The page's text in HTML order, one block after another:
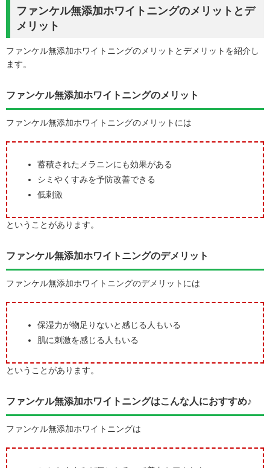
ファンケル無添加ホワイトニングのメリットとデ
メリット
ファンケル無添加ホワイトニングのメリットとデメリットを紹介し
ます。
ファンケル無添加ホワイトニングのメリット
ファンケル無添加ホワイトニングのメリットには
蓄積されたメラニンにも効果がある
シミやくすみを予防改善できる
低刺激
ということがあります。
ファンケル無添加ホワイトニングのデメリット
ファンケル無添加ホワイトニングのデメリットには
保湿力が物足りないと感じる人もいる
肌に刺激を感じる人もいる
ということがあります。
ファンケル無添加ホワイトニングはこんな人におすすめ♪
ファンケル無添加ホワイトニングは